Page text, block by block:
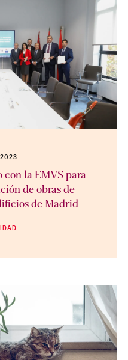
con la EMVS para
de obras de
de Madrid